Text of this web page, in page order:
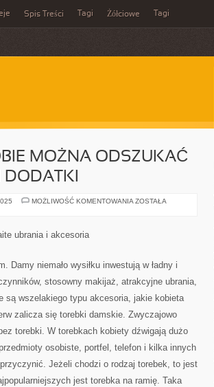
Spis Treści Tagi Żółciowe Tagi
MOŻNA ODSZUKAĆ
DODATKI
MOŻLIWOŚĆ KOMENTOWANIA W
DODATKI
ZOSTAŁA
ubrania i akcesoria
Damy niemało wysiłku inwestują w ładny i
stosowny makijaż, atrakcyjne ubrania,
są wszelakiego typu akcesoria, jakie kobieta
zalicza się torebki damskie. Zwyczajowo
torebki. W torebkach kobiety dźwigają dużo
osobiste, portfel, telefon i kilka innych
Jeżeli chodzi o rodzaj torebek, to jest
jest torebka na ramię. Taka